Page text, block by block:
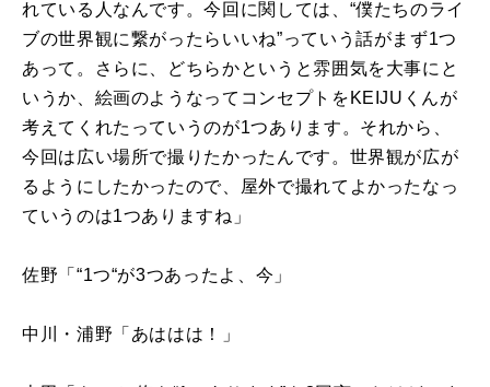
れている人なんです。今回に関しては、“僕たちのライ
ブの世界観に繋がったらいいね”っていう話がまず1つ
あって。さらに、どちらかというと雰囲気を大事にと
いうか、絵画のようなってコンセプトを KEIJU くんが
考えてくれたっていうのが1つあります。それから、
今回は広い場所で撮りたかったんです。世界観が広が
るようにしたかったので、屋外で撮れてよかったなっ
ていうのは1つありますね」
佐野「“1つ“が3つあったよ、今」
中川・浦野「あははは！」